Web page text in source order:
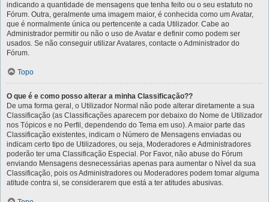
indicando a quantidade de mensagens que tenha feito ou o seu estatuto no
Fórum. Outra, geralmente uma imagem maior, é conhecida como um Avatar,
que é normalmente única ou pertencente a cada Utilizador. Cabe ao
Administrador permitir ou não o uso de Avatar e definir como podem ser
usados. Se não conseguir utilizar Avatares, contacte o Administrador do
Fórum.
Topo
O que é e como posso alterar a minha Classificação??
De uma forma geral, o Utilizador Normal não pode alterar diretamente a sua
Classificação (as Classificações aparecem por debaixo do Nome de Utilizador
nos Tópicos e no Perfil, dependendo do Tema em uso). A maior parte das
Classificação existentes, indicam o Número de Mensagens enviadas ou
indicam certo tipo de Utilizadores, ou seja, Moderadores e Administradores
poderão ter uma Classificação Especial. Por Favor, não abuse do Fórum
enviando Mensagens desnecessárias apenas para aumentar o Nível da sua
Classificação, pois os Administradores ou Moderadores podem tomar alguma
atitude contra si, se considerarem que está a ter atitudes abusivas.